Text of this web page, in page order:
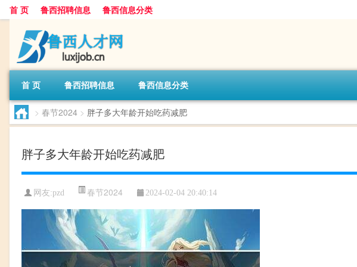
首 页 鲁西招聘信息 鲁西信息分类
首 页 鲁西招聘信息 鲁西信息分类
> 春节2024 > 胖子多大年龄开始吃药减肥
胖子多大年龄开始吃药减肥
网友:pzd 春节2024 2024-02-04 20:40:14